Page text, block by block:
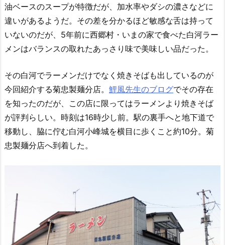
油ベースのスープが特徴だが、加水率やダシの濃さなどに
違いがあるようだ。その差を分かるほど敏感な舌は持って
いないのだが、5年前に西郷村・いまの家で食べた白河ラー
メンはバランスの取れたあっさり味で美味しい品だった。
その白河でラーメンだけでなく焼きそばも出しているのが
今回紹介する菊忠製麺分店。 鯉風先生のブログでその存在
を知ったのだが、この店に限ってはラーメンより焼きそば
が評判らしい。時刻は16時少し前。駅の裏手へと地下道で
移動し、脇に佇む白河小峰城を横目に歩くこと約10分。菊
忠製麺分店へ到着した。